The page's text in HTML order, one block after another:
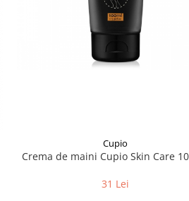
Cupio
Crema de maini Cupio Skin Care
31 Lei